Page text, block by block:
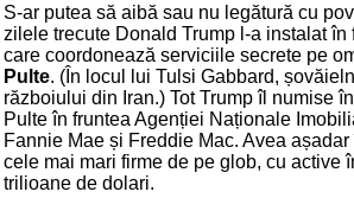
S-ar putea să aibă sau nu legătură cu
zilele trecute Donald Trump l-a instalat în
care coordonează serviciile secrete pe
Pulte. (În locul lui Tulsi Gabbard,
războiului din Iran.) Tot Trump îl numise
Pulte în fruntea Agenției Naționale
Fannie Mae și Freddie Mac. Avea
cele mai mari firme de pe glob, cu active
trilioane de dolari.